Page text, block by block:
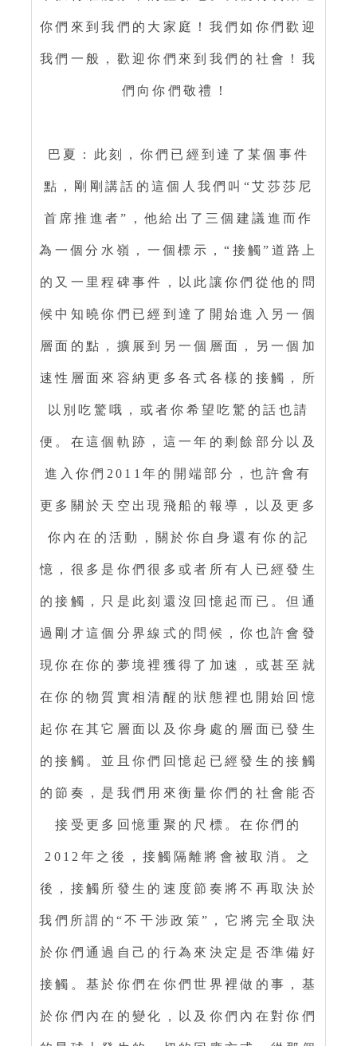
你們來到我們的大家庭！我們如你們歡迎
我們一般，歡迎你們來到我們的社會！我
們向你們敬禮！
巴夏：此刻，你們已經到達了某個事件
點，剛剛講話的這個人我們叫“艾莎莎尼
首席推進者”，他給出了三個建議進而作
為一個分水嶺，一個標示，“接觸”道路上
的又一里程碑事件，以此讓你們從他的問
候中知曉你們已經到達了開始進入另一個
層面的點，擴展到另一個層面，另一個加
速性層面來容納更多各式各樣的接觸，所
以別吃驚哦，或者你希望吃驚的話也請
便。在這個軌跡，這一年的剩餘部分以及
進入你們2011年的開端部分，也許會有
更多關於天空出現飛船的報導，以及更多
你內在的活動，關於你自身還有你的記
憶，很多是你們很多或者所有人已經發生
的接觸，只是此刻還沒回憶起而已。但通
過剛才這個分界線式的問候，你也許會發
現你在你的夢境裡獲得了加速，或甚至就
在你的物質實相清醒的狀態裡也開始回憶
起你在其它層面以及你身處的層面已發生
的接觸。並且你們回憶起已經發生的接觸
的節奏，是我們用來衡量你們的社會能否
接受更多回憶重聚的尺標。在你們的
2012年之後，接觸隔離將會被取消。之
後，接觸所發生的速度節奏將不再取決於
我們所謂的“不干涉政策”，它將完全取決
於你們通過自己的行為來決定是否準備好
接觸。基於你們在你們世界裡做的事，基
於你們內在的變化，以及你們內在對你們